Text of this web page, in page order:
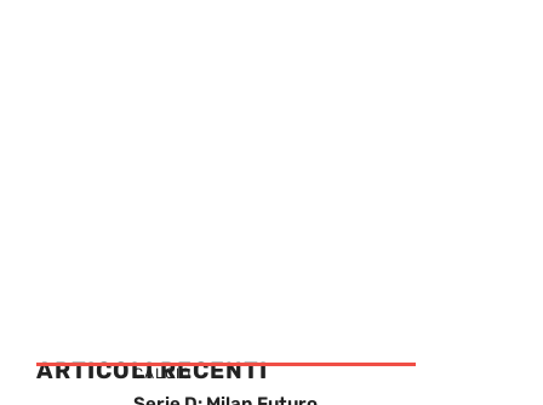
ARTICOLI RECENTI
CALCIO